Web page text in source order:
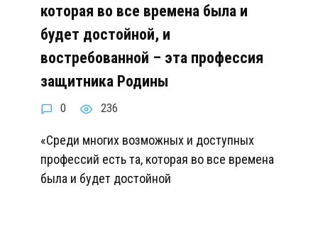
которая во все времена была и
будет достойной, и
востребованной – эта профессия
защитника Родины
0 236
«Среди многих возможных и доступных
профессий есть та, которая во все времена
была и будет достойной